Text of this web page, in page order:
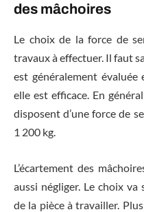
des mâchoires
Le choix de la force de
travaux à effectuer. Il faut
est généralement évaluée
elle est efficace. En
disposent d’une force de
1 200 kg.
L’écartement des
aussi négliger. Le choix va
de la pièce à travailler.